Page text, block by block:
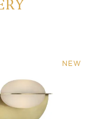
NEW